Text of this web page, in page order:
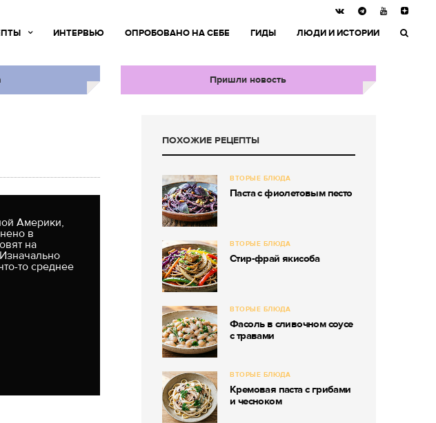
ИНТЕРВЬЮ ОПРОБОВАНО НА СЕБЕ ГИДЫ ЛЮДИ И ИСТОРИИ
Пришли новость
Америки,
в
на
то среднее
ПОХОЖИЕ РЕЦЕПТЫ
ВТОРЫЕ БЛЮДА
Паста с фиолетовым песто
ВТОРЫЕ БЛЮДА
Стир-фрай якисоба
ВТОРЫЕ БЛЮДА
Фасоль в сливочном соусе
с травами
ВТОРЫЕ БЛЮДА
Кремовая паста с грибами
и чесноком